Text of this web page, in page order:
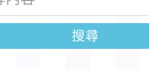
執行計畫」
學年度第1學
招考代課鐘點教
桃園市115學年
搜尋